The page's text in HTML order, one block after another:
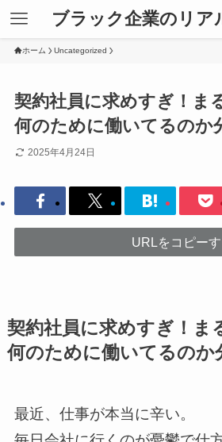
ブラック企業のリア
ホーム Uncategorized
契約社員に求めすぎ！ま
何のために働いてるのか
2025年4月24日
URLをコピー
契約社員に求めすぎ！ま
何のために働いてるのか
最近、仕事が本当に辛い。